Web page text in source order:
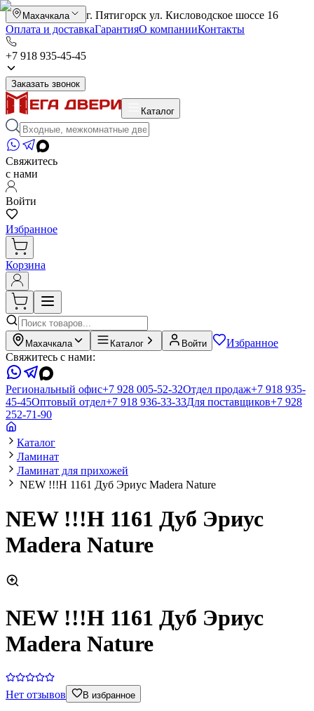
Махачкала
г. Пятигорск ул. Кисловодское шоссе 16
Оплата и доставкаГарантияО компанииКонтакты
+7 918 935-45-45
Заказать звонок
Каталог
Свяжитесь
с нами
Войти
Избранное
Корзина
Махачкала Каталог Войти
Избранное
Свяжитесь с нами:
Региональный офис+7 928 005-52-32Отдел продаж+7 918 935-
45-45Оптовый отдел+7 918 936-33-33Для поставщиков+7 928
252-71-90
Каталог
Ламинат
Ламинат для прихожей
NEW !!!H 1161 Дуб Эриус Madera Nature
NEW !!!H 1161 Дуб Эриус
Madera Nature
NEW !!!H 1161 Дуб Эриус
Madera Nature
Нет отзывов В избранное